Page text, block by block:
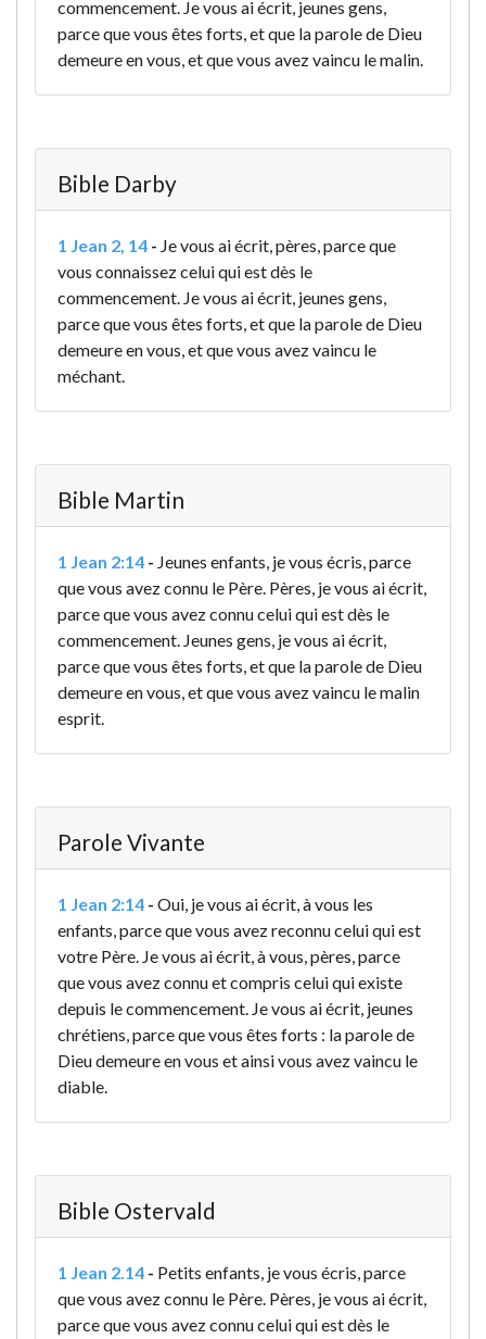
commencement. Je vous ai écrit, jeunes gens,
parce que vous êtes forts, et que la parole de Dieu
demeure en vous, et que vous avez vaincu le malin.
Bible Darby
1 Jean 2, 14 - Je vous ai écrit, pères, parce que
vous connaissez celui qui est dès le
commencement. Je vous ai écrit, jeunes gens,
parce que vous êtes forts, et que la parole de Dieu
demeure en vous, et que vous avez vaincu le
méchant.
Bible Martin
1 Jean 2:14 - Jeunes enfants, je vous écris, parce
que vous avez connu le Père. Pères, je vous ai écrit,
parce que vous avez connu celui qui est dès le
commencement. Jeunes gens, je vous ai écrit,
parce que vous êtes forts, et que la parole de Dieu
demeure en vous, et que vous avez vaincu le malin
esprit.
Parole Vivante
1 Jean 2:14 - Oui, je vous ai écrit, à vous les
enfants, parce que vous avez reconnu celui qui est
votre Père. Je vous ai écrit, à vous, pères, parce
que vous avez connu et compris celui qui existe
depuis le commencement. Je vous ai écrit, jeunes
chrétiens, parce que vous êtes forts : la parole de
Dieu demeure en vous et ainsi vous avez vaincu le
diable.
Bible Ostervald
1 Jean 2.14 - Petits enfants, je vous écris, parce
que vous avez connu le Père. Pères, je vous ai écrit,
parce que vous avez connu celui qui est dès le